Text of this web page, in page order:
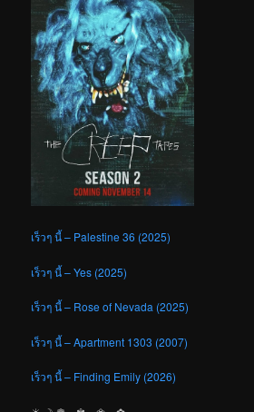
เร็วๆ นี้ – Palestine 36 (2025)
เร็วๆ นี้ – Yes (2025)
เร็วๆ นี้ – Rose of Nevada (2025)
เร็วๆ นี้ – Apartment 1303 (2007)
เร็วๆ นี้ – Finding Emily (2026)